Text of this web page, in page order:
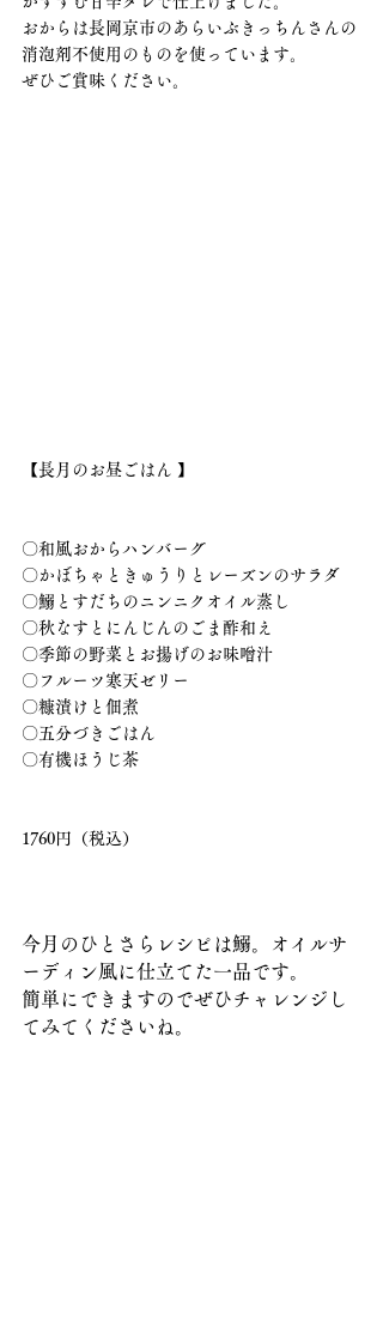
おからは長岡京市のあらいぶきっちんさんの
消泡剤不使用のものを使っています。
ぜひご賞味ください。
【長月のお昼ごはん 】
〇和風おからハンバーグ
〇かぼちゃときゅうりとレーズンのサラダ
〇鰯とすだちのニンニクオイル蒸し
〇秋なすとにんじんのごま酢和え
〇季節の野菜とお揚げのお味噌汁
〇フルーツ寒天ゼリー
〇糠漬けと佃煮
〇五分づきごはん
〇有機ほうじ茶
1760円（税込）
今月のひとさらレシピは鰯。オイルサ
ーディン風に仕立てた一品です。
簡単にできますのでぜひチャレンジし
てみてくださいね。